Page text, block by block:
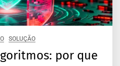
SOLUÇÃO
por que